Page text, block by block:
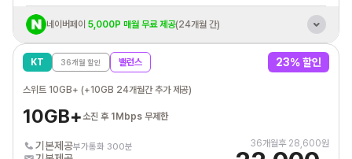
네이버페이 5,000P 매월 무료 제공(24개월 간)
혼자 결합 해도추가데이터 평생 20GB 제공
KT 36개월 할인 밸런스 23% 할인
스위트 10GB+ (+10GB 24개월간 추가 제공)
10GB+소진 후 1Mbps 무제한
기본제공부가통화 300분 36개월후 28,600원